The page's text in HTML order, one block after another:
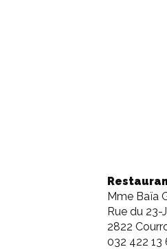
Mme Baïa
Rue du 23-
2822
032 422 13